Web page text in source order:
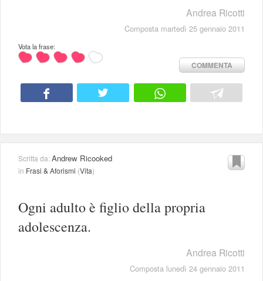
Andrea Ricotti
Composta martedì 25 gennaio 2011
Vota la frase:
COMMENTA
Scritta da:Andrew Ricooked
in Frasi & Aforismi (Vita)
Ogni adulto è figlio della propria
adolescenza.
Andrea Ricotti
Composta lunedì 24 gennaio 2011